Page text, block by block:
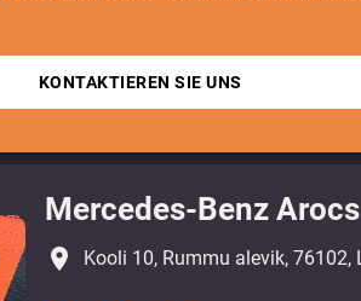
KONTAKTIEREN SIE UNS
Mercedes-Benz
place